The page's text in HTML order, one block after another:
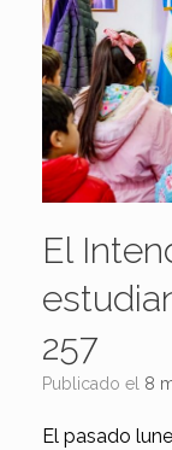
El
257
Publicado el 8
El pasado